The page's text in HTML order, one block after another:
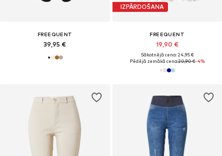
FREEQUENT
39,95 €
IZPĀRDOŠANA
FREEQUENT
19,90 €
Sākotnējā cena: 24,95 €
Pēdējā zemākā cena:20,90 €-4%